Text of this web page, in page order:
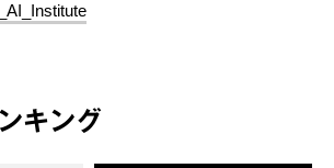
キング